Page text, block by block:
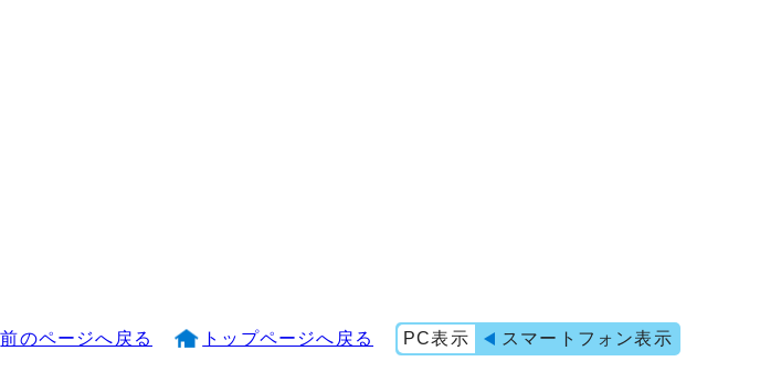
前のページへ戻る トップページへ戻る PC表示 スマートフォン表示